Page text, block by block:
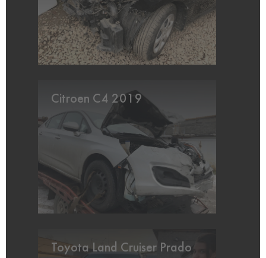
Citroen C4 2019
Toyota Land Cruiser Prado